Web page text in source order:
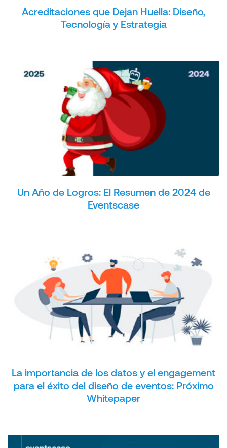
Acreditaciones que Dejan Huella: Diseño,
Tecnología y Estrategia
Un Año de Logros: El Resumen de 2024 de
Eventscase
La importancia de los datos y el engagement
para el éxito del diseño de eventos: Próximo
Whitepaper